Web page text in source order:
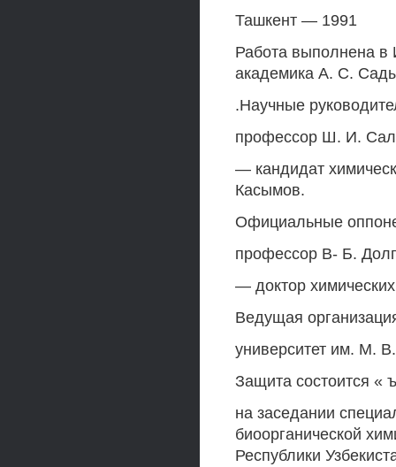
Ташкент — 1991
Работа выполнена в
академика А. С.
.Научные
профессор Ш. И.
— кандидат
Касымов.
Официальные
профессор В- Б.
— доктор
Ведущая
университет им. М.
Защита состоится «
на заседании
биоорганической
Республики